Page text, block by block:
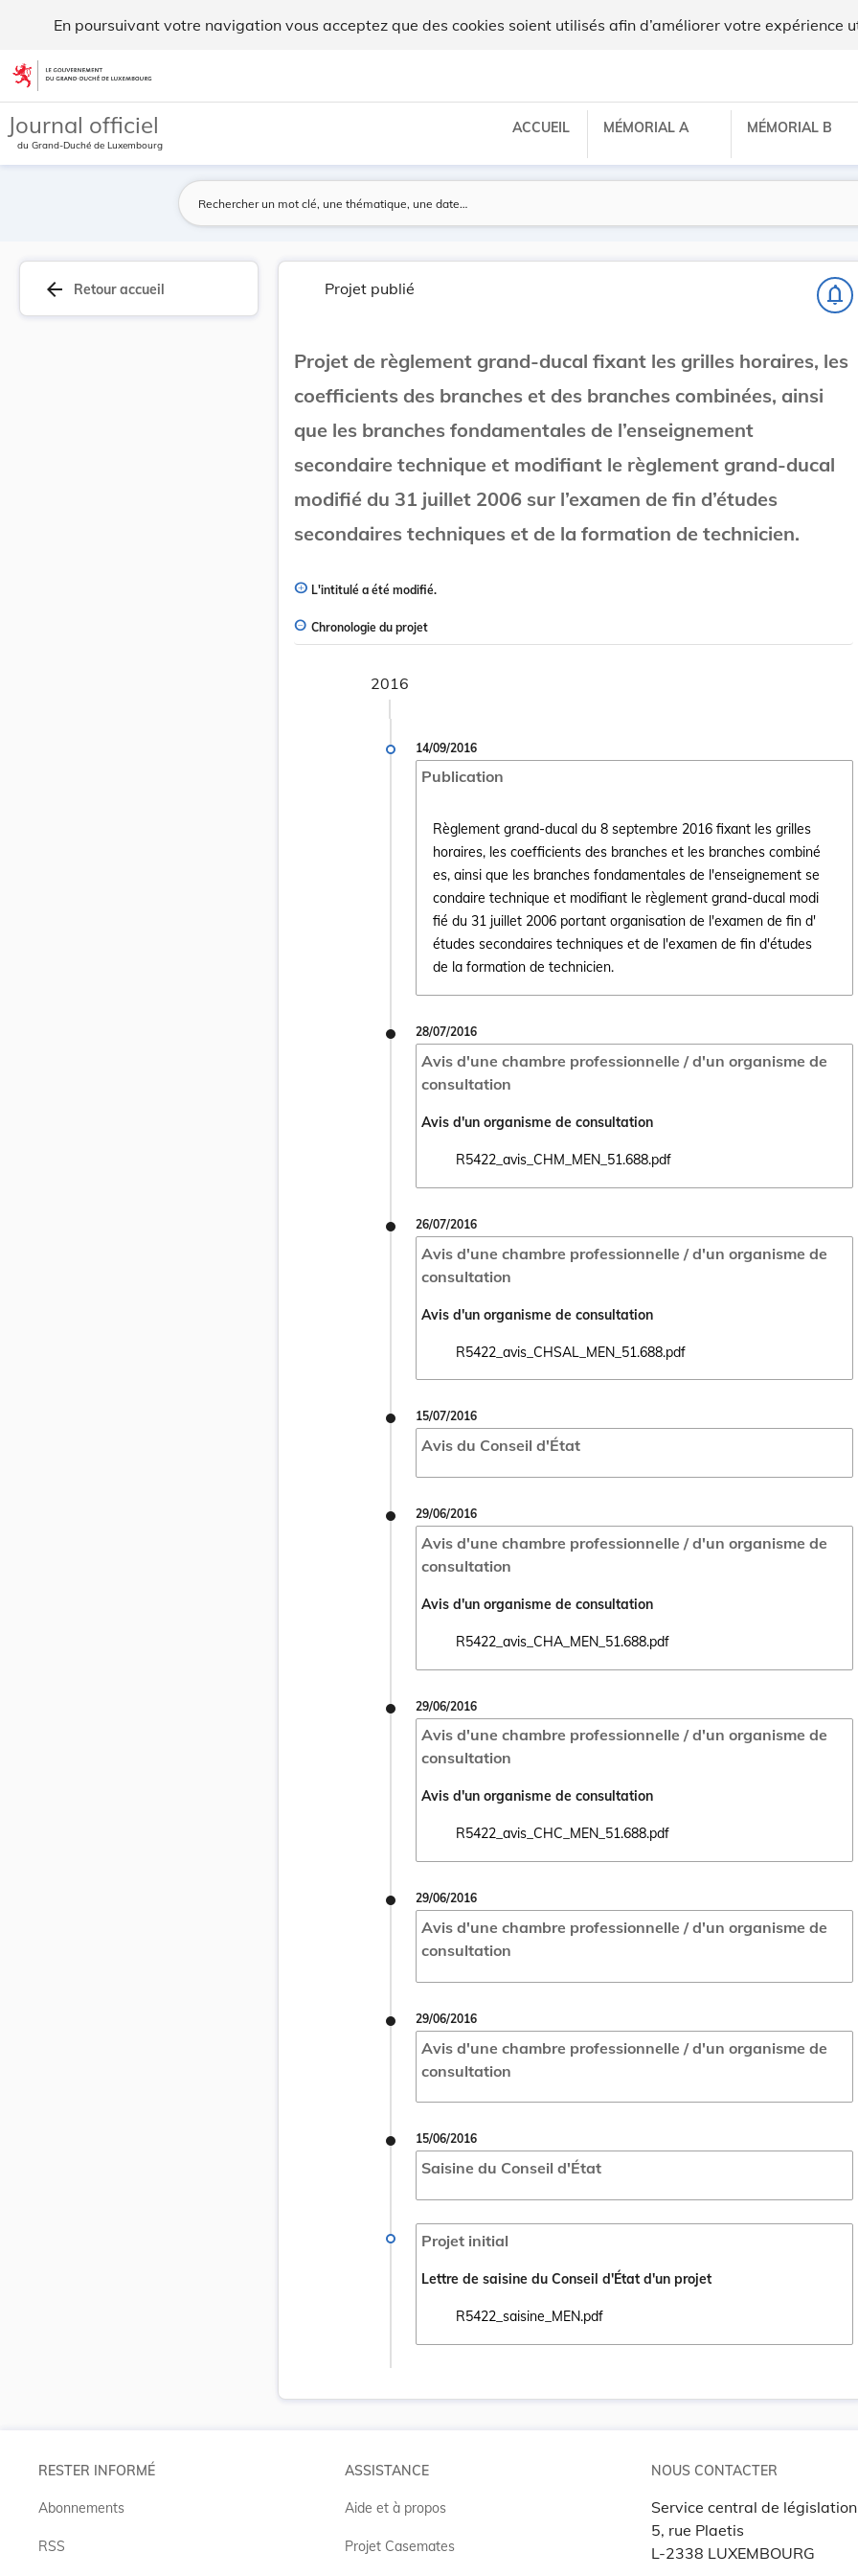
En poursuivant votre navigation vous acceptez que des cookies soient utilisés afin d’améliorer votre expérience
Aller au contenu
Journal officiel
du Grand-Duché de Luxembourg
ACCUEIL MÉMORIAL A MÉMORIAL B
arrow_back Retour accueil Projet publié notifications_none
Projet de règlement grand-ducal fixant les grilles horaires, les
coefficients des branches et des branches combinées, ainsi
que les branches fondamentales de l’enseignement
secondaire technique et modifiant le règlement grand-ducal
modifié du 31 juillet 2006 sur l’examen de fin d’études
secondaires techniques et de la formation de technicien.
L'intitulé a été modifié.
Chronologie du projet
2016
14/09/2016
Publication
Règlement grand-ducal du 8 septembre 2016 fixant les grilles
horaires, les coefficients des branches et les branches combiné
es, ainsi que les branches fondamentales de l'enseignement se
condaire technique et modifiant le règlement grand-ducal modi
fié du 31 juillet 2006 portant organisation de l'examen de fin d'
études secondaires techniques et de l'examen de fin d'études
de la formation de technicien.
Ouvrir le document Règlement grand-ducal du 8 septembre 2016
28/07/2016
Avis d'une chambre professionnelle / d'un organisme de
consultation
Avis d'un organisme de consultation
R5422_avis_CHM_MEN_51.688.pdf
Ouvrir le document R5422_avis_CHM_MEN_51.688.pdf dans un nouvel
26/07/2016
Avis d'une chambre professionnelle / d'un organisme de
consultation
Avis d'un organisme de consultation
R5422_avis_CHSAL_MEN_51.688.pdf
Ouvrir le document R5422_avis_CHSAL_MEN_51.688.pdf dans un
15/07/2016
Avis du Conseil d'État
29/06/2016
Avis d'une chambre professionnelle / d'un organisme de
consultation
Avis d'un organisme de consultation
R5422_avis_CHA_MEN_51.688.pdf
Ouvrir le document R5422_avis_CHA_MEN_51.688.pdf dans un nouvel
29/06/2016
Avis d'une chambre professionnelle / d'un organisme de
consultation
Avis d'un organisme de consultation
R5422_avis_CHC_MEN_51.688.pdf
Ouvrir le document R5422_avis_CHC_MEN_51.688.pdf dans un nouvel
29/06/2016
Avis d'une chambre professionnelle / d'un organisme de
consultation
29/06/2016
Avis d'une chambre professionnelle / d'un organisme de
consultation
15/06/2016
Saisine du Conseil d'État
Projet initial
Lettre de saisine du Conseil d'État d'un projet
R5422_saisine_MEN.pdf
Ouvrir le document R5422_saisine_MEN.pdf dans un nouvel onglet
RESTER INFORMÉ
Abonnements
RSS
ASSISTANCE
Aide et à propos
Projet Casemates
NOUS CONTACTER
Service central de législation
5, rue Plaetis
L-2338 LUXEMBOURG